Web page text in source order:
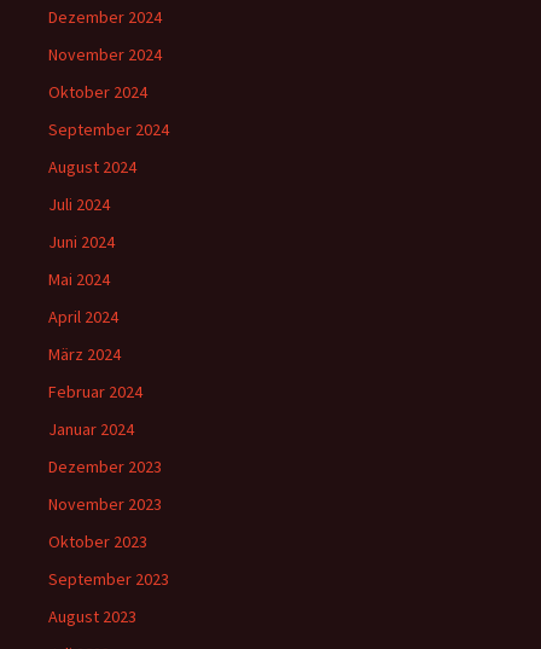
Dezember 2024
November 2024
Oktober 2024
September 2024
August 2024
Juli 2024
Juni 2024
Mai 2024
April 2024
März 2024
Februar 2024
Januar 2024
Dezember 2023
November 2023
Oktober 2023
September 2023
August 2023